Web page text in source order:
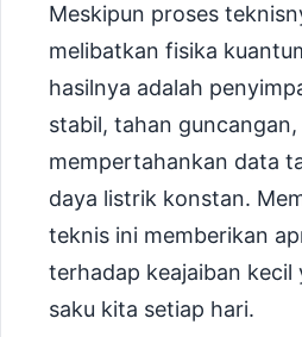
Meskipun proses
melibatkan fisika
hasilnya adalah
stabil, tahan
mempertahankan data
daya listrik konstan.
teknis ini memberikan
terhadap keajaiban kecil
saku kita setiap hari.